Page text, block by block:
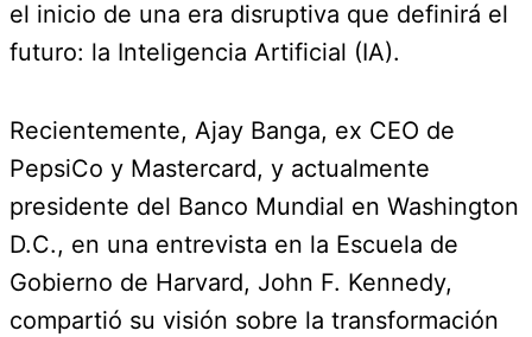
el inicio de una era disruptiva que definirá el
futuro: la Inteligencia Artificial (IA).
Recientemente, Ajay Banga, ex CEO de
PepsiCo y Mastercard, y actualmente
presidente del Banco Mundial en Washington
D.C., en una entrevista en la Escuela de
Gobierno de Harvard, John F. Kennedy,
compartió su visión sobre la transformación